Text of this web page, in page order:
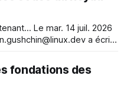
juil. 2026
a écrit :
but est de ne pas utiliser
fondations des